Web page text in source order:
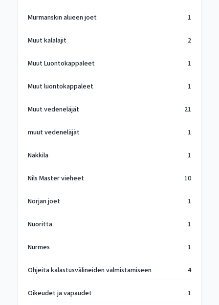
Murmanskin alueen joet 1
Muut kalalajit 2
Muut Luontokappaleet 1
Muut luontokappaleet 1
Muut vedeneläjät 21
muut vedeneläjät 1
Nakkila 1
Nils Master vieheet 10
Norjan joet 1
Nuoritta 1
Nurmes 1
Ohjeita kalastusvälineiden valmistamiseen 4
Oikeudet ja vapaudet 1